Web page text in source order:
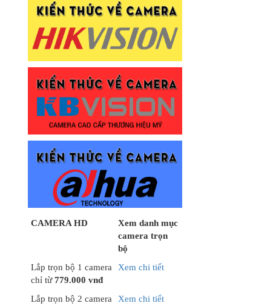
CAMERA HD
Xem danh mục
camera trọn
bộ
Lắp trọn bộ 1 camera
chỉ từ779.000 vnđ
Xem chi tiết
Lắp trọn bộ 2 camera
Xem chi tiết